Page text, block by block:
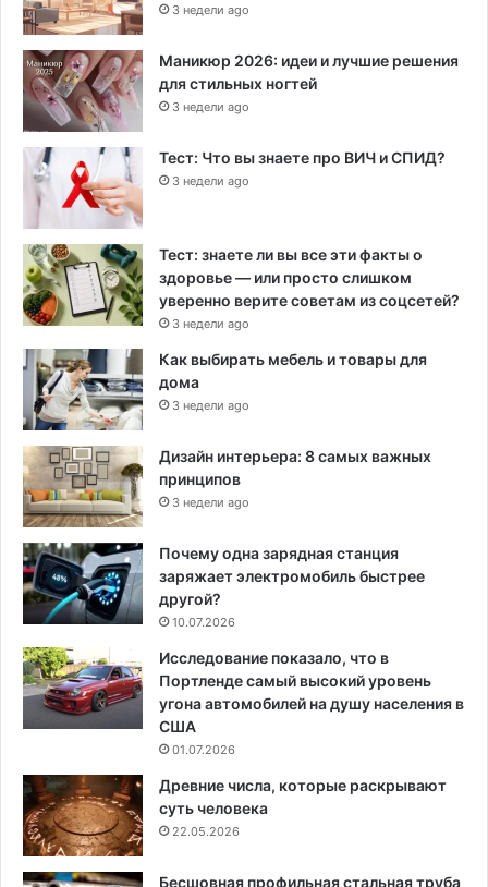
3 недели ago
Маникюр 2026: идеи и лучшие решения
для стильных ногтей
3 недели ago
Тест: Что вы знаете про ВИЧ и СПИД?
3 недели ago
Тест: знаете ли вы все эти факты о
здоровье — или просто слишком
уверенно верите советам из соцсетей?
3 недели ago
Как выбирать мебель и товары для
дома
3 недели ago
Дизайн интерьера: 8 самых важных
принципов
3 недели ago
Почему одна зарядная станция
заряжает электромобиль быстрее
другой?
10.07.2026
Исследование показало, что в
Портленде самый высокий уровень
угона автомобилей на душу населения в
США
01.07.2026
Древние числа, которые раскрывают
суть человека
22.05.2026
Бесшовная профильная стальная труба